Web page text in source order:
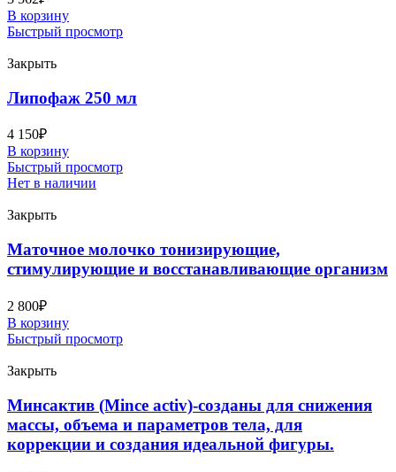
В корзину
Быстрый просмотр
Закрыть
Липофаж 250 мл
4 150₽
В корзину
Быстрый просмотр
Нет в наличии
Закрыть
Маточное молочко тонизирующие,
стимулирующие и восстанавливающие организм
2 800₽
В корзину
Быстрый просмотр
Закрыть
Минсактив (Mince activ)-созданы для снижения
массы, объема и параметров тела, для
коррекции и создания идеальной фигуры.